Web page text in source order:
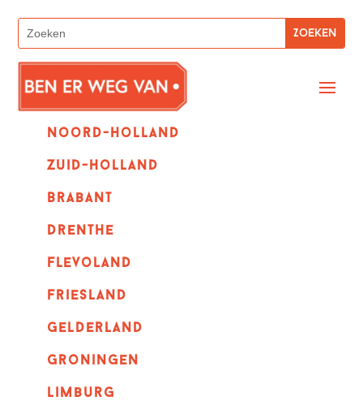
Noord-holland
zuid-holland
Brabant
Drenthe
Flevoland
Friesland
Gelderland
Groningen
Limburg